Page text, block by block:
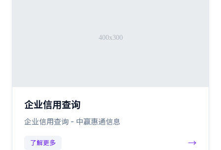
企业信用查询
企业信用查询 - 中赢惠通信息
了解更多 →